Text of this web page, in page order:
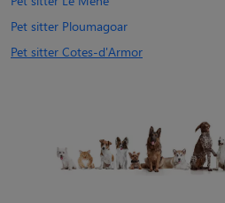
Pet sitter Ploumagoar
Pet sitter Cotes-d'Armor